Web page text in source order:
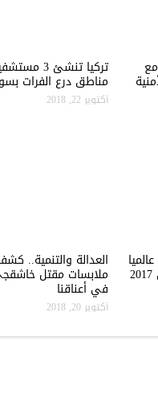
تركيا تنشئ
مناطق درع الفرات
أكتوبر 22, 2018
العدالة والتنمية..
ملابسات مقتل
في أعناقنا
أكتوبر 20, 2018